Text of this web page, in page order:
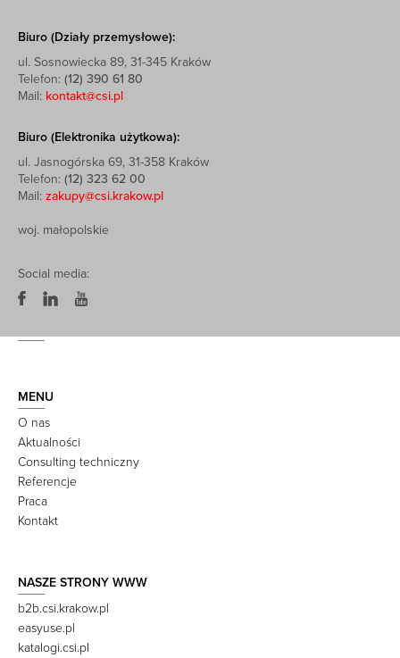
Biuro (Działy przemysłowe):
ul. Sosnowiecka 89, 31-345 Kraków
Telefon: (12) 390 61 80
Mail: kontakt@csi.pl
Biuro (Elektronika użytkowa):
ul. Jasnogórska 69, 31-358 Kraków
Telefon: (12) 323 62 00
Mail: zakupy@csi.krakow.pl
woj. małopolskie
Social media:
MENU
O nas
Aktualności
Consulting techniczny
Referencje
Praca
Kontakt
NASZE STRONY WWW
b2b.csi.krakow.pl
easyuse.pl
katalogi.csi.pl